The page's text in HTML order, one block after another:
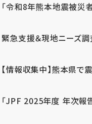
「令和8年熊本地震被災
緊急支援＆現地ニーズ
【情報収集中】熊本県で
「JPF 2025年度 年次報